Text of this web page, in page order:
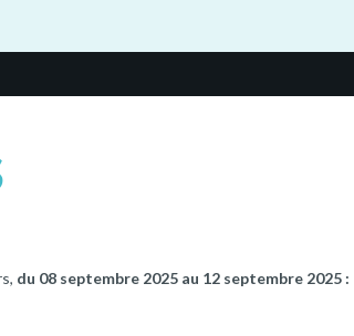
du 08 septembre 2025 au 12 septembre 2025 :